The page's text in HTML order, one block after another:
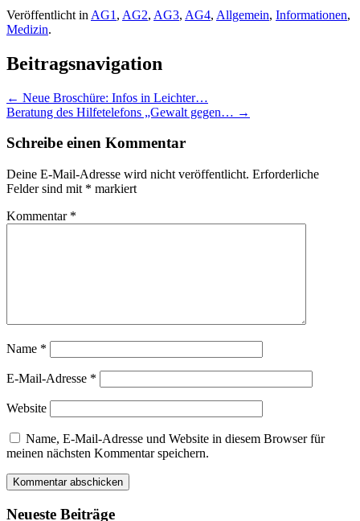
Veröffentlicht in AG1 , AG2, AG3, AG4, Allgemein, Informationen,
Medizin.
Beitragsnavigation
← Neue Broschüre: Infos in Leichter…
Beratung des Hilfetelefons „Gewalt gegen… →
Schreibe einen Kommentar
Deine E-Mail-Adresse wird nicht veröffentlicht. Erforderliche
Felder sind mit * markiert
Kommentar *
Name *
E-Mail-Adresse *
Website
Name, E-Mail-Adresse und Website in diesem Browser für
meinen nächsten Kommentar speichern.
Neueste Beiträge